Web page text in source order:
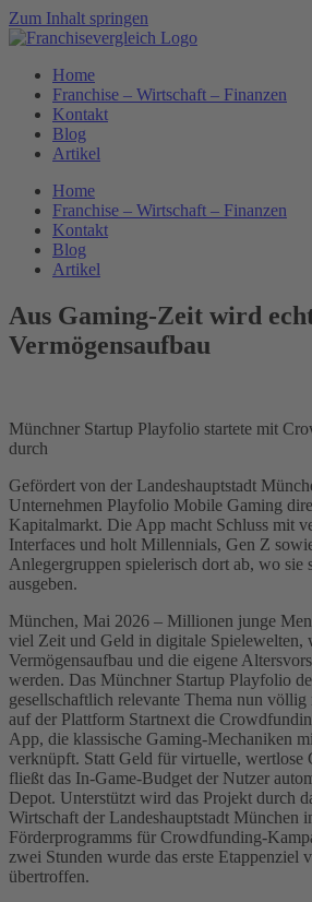
Zum Inhalt springen
Home
Franchise – Wirtschaft – Finanzen
Kontakt
Blog
Artikel
Home
Franchise – Wirtschaft – Finanzen
Kontakt
Blog
Artikel
Aus Gaming-Zeit wird
Vermögensaufbau
Münchner Startup Playfolio startete mit
durch
Gefördert von der Landeshauptstadt
Unternehmen Playfolio Mobile Gaming
Kapitalmarkt. Die App macht Schluss mit
Interfaces und holt Millennials, Gen Z
Anlegergruppen spielerisch dort ab, wo sie
ausgeben.
München, Mai 2026 – Millionen junge
viel Zeit und Geld in digitale Spielewelten,
Vermögensaufbau und die eigene
werden. Das Münchner Startup Playfolio
gesellschaftlich relevante Thema nun
auf der Plattform Startnext die
App, die klassische Gaming-Mechaniken
verknüpft. Statt Geld für virtuelle, wertlose
fließt das In-Game-Budget der Nutzer
Depot. Unterstützt wird das Projekt durch
Wirtschaft der Landeshauptstadt München
Förderprogramms für Crowdfunding-
zwei Stunden wurde das erste Etappenziel
übertroffen.